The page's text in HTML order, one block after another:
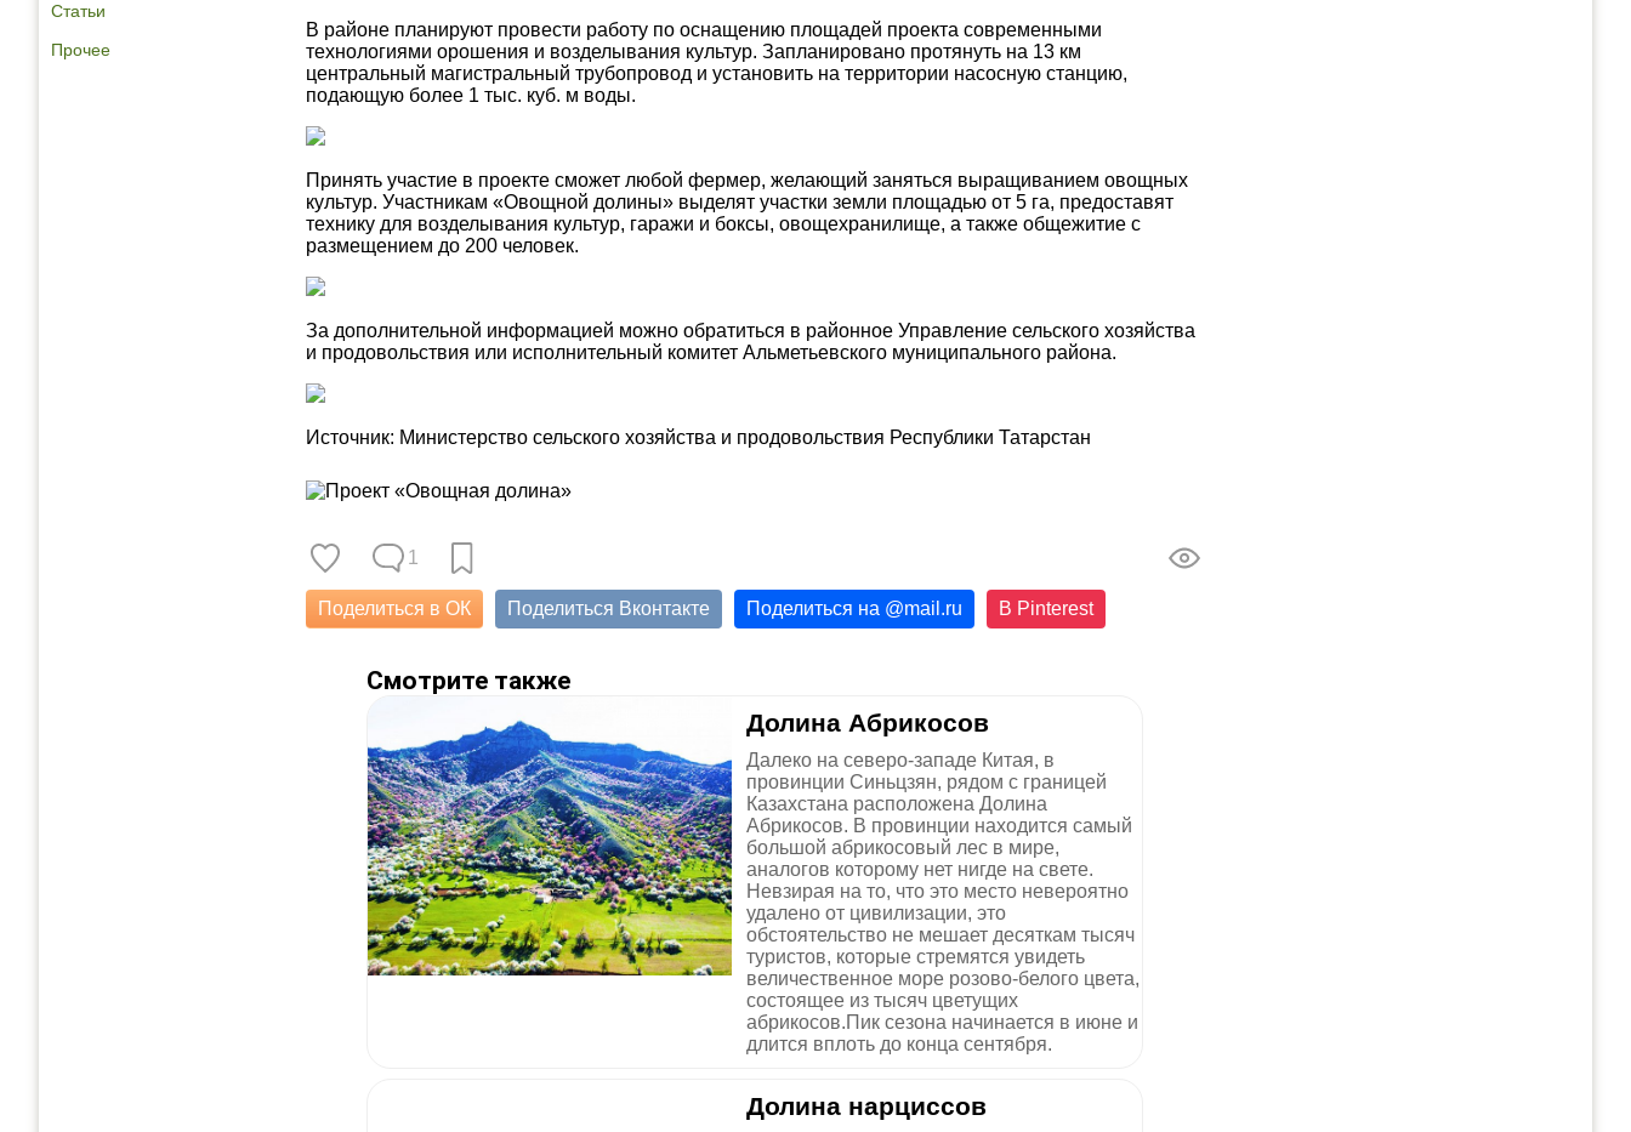
Статьи
Прочее
В районе планируют провести работу по оснащению площадей проекта современными
технологиями орошения и возделывания культур. Запланировано протянуть на 13 км
центральный магистральный трубопровод и установить на территории насосную станцию,
подающую более 1 тыс. куб. м воды.
Принять участие в проекте сможет любой фермер, желающий заняться выращиванием овощных
культур. Участникам «Овощной долины» выделят участки земли площадью от 5 га, предоставят
технику для возделывания культур, гаражи и боксы, овощехранилище, а также общежитие с
размещением до 200 человек.
За дополнительной информацией можно обратиться в районное Управление сельского хозяйства
и продовольствия или исполнительный комитет Альметьевского муниципального района.
Источник: Министерство сельского хозяйства и продовольствия Республики Татарстан
1
Поделиться в ОК Поделиться Вконтакте Поделиться на @mail.ru В Pinterest
Смотрите также
Долина Абрикосов
Далеко на северо-западе Китая, в
провинции Синьцзян, рядом с границей
Казахстана расположена Долина
Абрикосов. В провинции находится самый
большой абрикосовый лес в мире,
аналогов которому нет нигде на свете.
Невзирая на то, что это место невероятно
удалено от цивилизации, это
обстоятельство не мешает десяткам тысяч
туристов, которые стремятся увидеть
величественное море розово-белого цвета,
состоящее из тысяч цветущих
абрикосов.Пик сезона начинается в июне и
длится вплоть до конца сентября.
Долина нарциссов